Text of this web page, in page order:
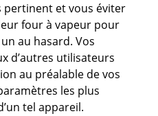
pertinent et vous éviter
four à vapeur pour
au hasard. Vos
d’autres utilisateurs
au préalable de vos
les plus
tel appareil.